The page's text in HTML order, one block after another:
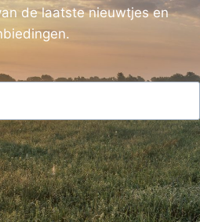
de laatste nieuwtjes en